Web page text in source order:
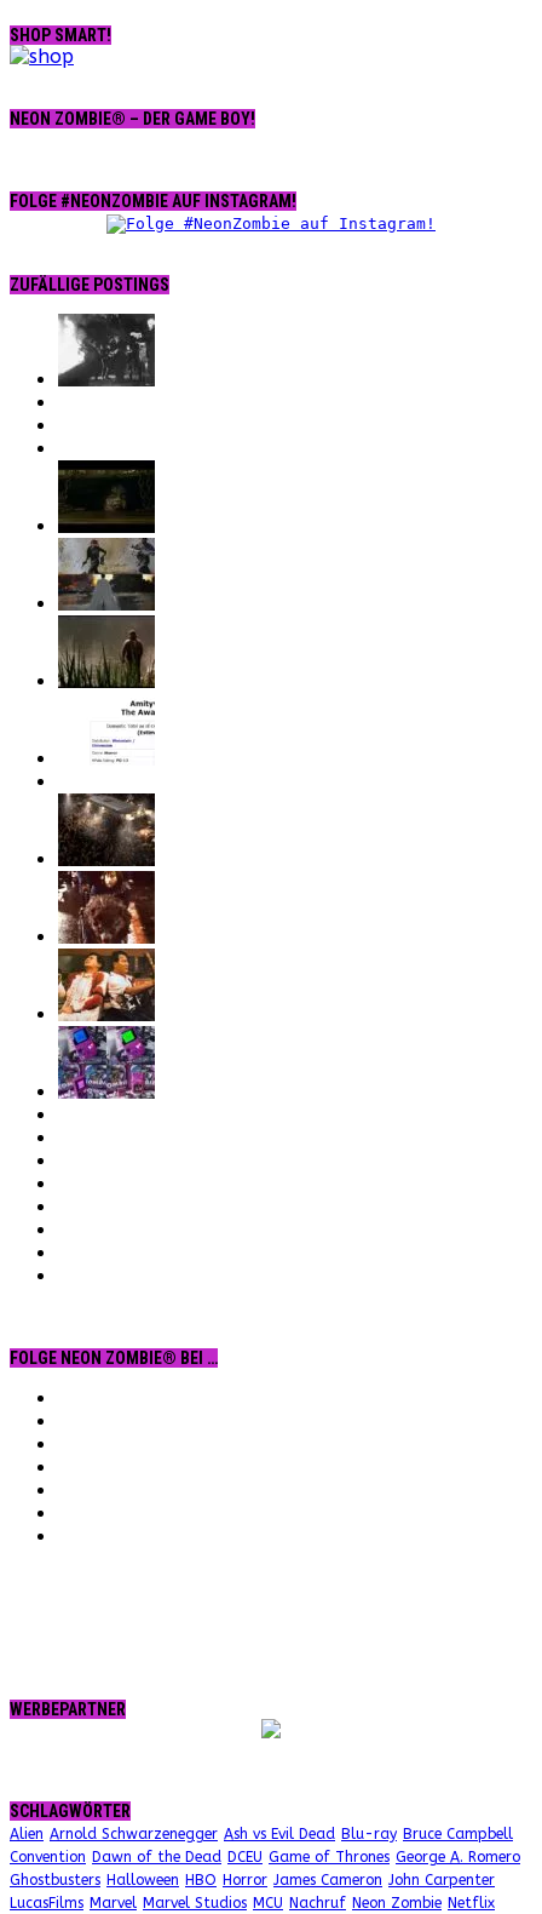
SHOP SMART!
NEON ZOMBIE® – DER GAME BOY!
FOLGE #NEONZOMBIE AUF INSTAGRAM!
ZUFÄLLIGE POSTINGS
FOLGE NEON ZOMBIE® BEI …
WERBEPARTNER
SCHLAGWÖRTER
Alien Arnold Schwarzenegger Ash vs Evil Dead Blu-ray Bruce Campbell
Convention Dawn of the Dead DCEU Game of Thrones George A. Romero
Ghostbusters Halloween HBO Horror James Cameron John Carpenter
LucasFilms Marvel Marvel Studios MCU Nachruf Neon Zombie Netflix